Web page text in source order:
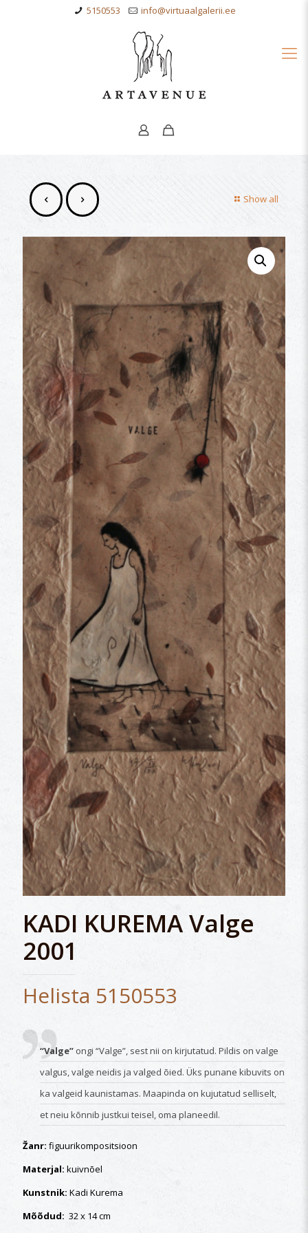
5150553 info@virtuaalgalerii.ee
Show all
KADI KUREMA Valge
2001
Helista 5150553
“Valge” ongi “Valge”, sest nii on kirjutatud. Pildis on valge
valgus, valge neidis ja valged õied. Üks punane kibuvits on
ka valgeid kaunistamas. Maapinda on kujutatud selliselt,
et neiu kõnnib justkui teisel, oma planeedil.
Žanr: figuurikompositsioon
Materjal: kuivnõel
Kunstnik: Kadi Kurema
Mõõdud: 32 x 14 cm